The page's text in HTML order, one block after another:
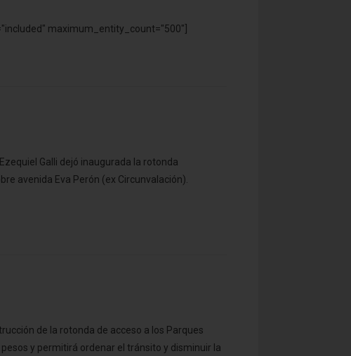
maximum_entity_count="500"]
Galli dejó inaugurada la rotonda
avenida Eva Perón (ex Circunvalación).
de la rotonda de acceso a los Parques
y permitirá ordenar el tránsito y disminuir la